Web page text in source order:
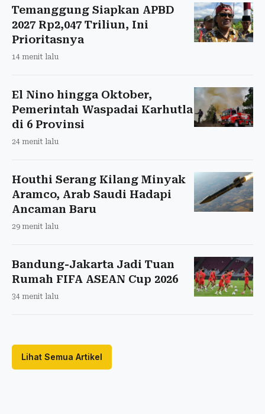
Temanggung Siapkan APBD
2027 Rp2,047 Triliun, Ini
Prioritasnya
14 menit lalu
El Nino hingga Oktober,
Pemerintah Waspadai Karhutla
di 6 Provinsi
24 menit lalu
Houthi Serang Kilang Minyak
Aramco, Arab Saudi Hadapi
Ancaman Baru
29 menit lalu
Bandung-Jakarta Jadi Tuan
Rumah FIFA ASEAN Cup 2026
34 menit lalu
Lihat Semua Artikel